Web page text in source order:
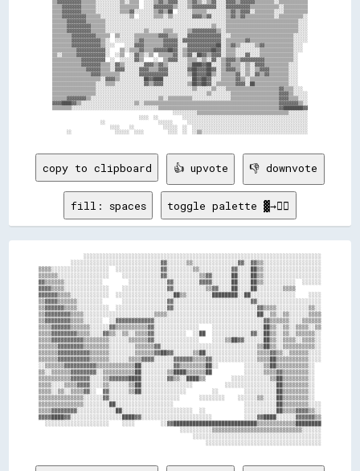
▒▒▓▓▓▓▓▓▓▓▓▓▒▒▒▒▒▒░░░░░░░░░░▒▒░░▒▒▒▒  ░░░░▒▒▓▓▒▒▓▓▓▓░░░░▒▒▓▓▒▒░░▒▒▓▓░░░░▓▓▓▓▒▒▓▓▓▓▓▓▒▒▒▒▒▒▒▒░░▒▒▒▒▒▒▒▒▒▒▒▒
▒▒▒▒▓▓▓▓▓▓▓▓▒▒▒▒▒▒░░░░░░░░░░▒▒▒▒▒▒▒▒  ░░░░▓▓▓▓▓▓▓▓▒▒░░░░▒▒▓▓▓▓▓▓▓▓▓▓░░░░▓▓▓▓▓▓▓▓▓▓▒▒▒▒▒▒▒▒▒▒▒▒░░▒▒▒▒▒▒▒▒▒▒
▒▒▒▒▓▓▓▓▓▓▓▓▒▒▒▒▒▒░░░░░░░░░░▒▒▒▒▓▓░░░░░░░░▒▒▓▓▒▒██  ░░░░░░▒▒▒▒▒▒░░░░░░░░▒▒▓▓▒▒▓▓▓▓░░▒▒▒▒▒▒▒▒░░░░▒▒▒▒▒▒▒▒▒▒
▒▒▒▒▓▓▓▓▓▓▓▓▓▓▒▒▒▒▒▒░░░░░░░░░░░░▒▒  ░░░░░░▒▒▒▒░░▒▒░░░░░░░░▓▓▓▓▒▒▓▓░░░░░░▒▒▓▓▒▒▓▓▒▒▒▒▒▒▒▒▒▒▒▒░░▒▒▒▒▒▒▒▒▒▒░░
▒▒▒▒▒▒▓▓▓▓▓▓▓▓▒▒▒▒▒▒▒▒░░░░░░░░░░░░░░░░░░░░░░░░░░░░░░░░░░░░░░░░░░░░░░░░░░▒▒▒▒▒▒▒▒▒▒▒▒▒▒▒▒▒▒▒▒▒▒▒▒▒▒▒▒▒▒░░░░
▒▒▒▒▒▒▓▓▓▓▓▓▓▓▓▓▒▒▒▒▒▒░░░░░░░░░░░░░░░░░░░░░░░░░░░░░░░░░░░░░░░░░░░░▒▒░░░░▒▒▒▒▒▒▒▒▒▒▒▒▒▒▒▒▒▒▒▒▒▒▒▒▒▒▒▒▒▒░░░░
▒▒▒▒▒▒▓▓▓▓▓▓▓▓▓▓▒▒▒▒▒▒░░░░░░░░░░░░░░░░▒▒░░░░░░▒▒▒▒░░░░░░▒▒▓▓▓▓▓▓▓▓▓▓▒▒░░▒▒▒▒▒▒▒▒▒▒▒▒▒▒▒▒▒▒▒▒▒▒▒▒▒▒▒▒▒▒░░░░
▒▒▒▒▒▒▒▒▓▓▓▓▓▓▓▓▓▓▒▒▒▒▒▒  ▒▒░░░░░░▒▒▒▒▒▒▒▒▒▒▓▓▓▓▒▒▒▒░░░░▓▓▓▓▓▓▓▓▓▓▓▓▓▓░░░░▒▒▒▒▒▒▒▒▒▒▒▒▒▒▒▒▒▒▒▒▒▒▒▒▒▒░░░░░░
▒▒▒▒▒▒▒▒▓▓▓▓▓▓▓▓▓▓▓▓▒▒░░  ░░░░░░░░▒▒▓▓▒▒▒▒▒▒▒▒▓▓▓▓▓▓░░▓▓▓▓▓▓▓▓▓▓▓▓▓▓▓▓░░▒▒▒▒▒▒▒▒▓▓▒▒▒▒▒▒▒▒▒▒▒▒▒▒▒▒▒▒░░░░░░
▒▒▒▒▒▒▒▒▓▓▓▓▓▓▓▓▓▓▓▓▒▒░░░░    ░░░░▓▓▓▓▒▒▒▒▒▒▒▒▓▓▓▓▓▓░░░░▓▓▓▓▓▓▓▓▓▓▓▓██░░▒▒▓▓▒▒░░░░░░▒▒▓▓▒▒▒▒▒▒▒▒▒▒▒▒░░░░
▒▒▒▒▒▒▒▒▒▒▓▓▓▓▓▓▓▓▓▓▓▓░░    ▒▒░░▒▒▒▒▓▓▒▒▒▒▓▓▓▓▓▓██▓▓░░▒▒▓▓▓▓▓▓▓▓▓▓██▓▓░░▒▒▒▒░░░░░░░░░░▒▒▒▒▒▒▒▒▒▒▒▒▒▒░░░░
▒▒░░▒▒▒▒▒▒▓▓▓▓▓▓▓▓▓▓▓▓░░  ░░▒▒  ░░▓▓▒▒░░▒▒  ▒▒▒▒▒▒▓▓░░▒▒▓▓░░██▓▓▒▒▓▓▓▓░░▒▒▒▒░░░░▓▓░░░░▒▒▒▒▒▒▒▒▒▒▒▒▒▒░░
▒▒▒▒▒▒▒▒▒▒▒▒▓▓▓▓▓▓▓▓▓▓  ░░  ░░░░░░▓▓▒▒    ░░  ▒▒▓▓▓▓░░░░▒▒▒▒░░▒▒░░▓▓░░▒▒▓▓▓▓▒▒▓▓▓▓▓▓▓▓▓▓▒▒▒▒▒▒▒▒▒▒▒▒░░
▒▒▒▒▒▒▒▒▒▒▒▒▓▓▓▓▓▓▓▓▒▒▒▒░░▓▓▒▒░░░░░░░░▓▓▓▓▒▒▓▓▒▒░░░░░░░░▒▒████▓▓██░░░░▒▒▓▓▒▒▒▒░░▒▒░░▓▓▓▓▒▒▒▒▒▒▒▒▒▒░░░░
▒▒▒▒▒▒▒▒▒▒▒▒▒▒▓▓▓▓▓▓▒▒▒▒░░▓▓▓▓░░░░░░▓▓▓▓▒▒▒▒▓▓▓▓░░░░░░░░▓▓██▓▓▓▓██▓▓░░▒▒▓▓▓▓▒▒░░▒▒░░▒▒▓▓▓▓▒▒▒▒▒▒▒▒░░░░
▒▒▒▒▒▒▒▒▒▒▒▒▒▒▒▒▓▓▓▓▒▒▒▒▒▒▒▒░░░░░░░░▓▓▓▓▓▓▓▓▓▓▓▓░░░░░░░░▒▒██▓▓▓▓██▒▒░░▒▒▒▒▒▒▓▓░░▒▒░░▓▓▒▒▓▓▒▒▒▒▒▒▒▒░░░░
▒▒▒▒▒▒▒▒▒▒▒▒▒▒▒▒▒▒▒▒░░▓▓▓▓▒▒░░░░░░░░░░██▓▓████░░░░░░░░░░░░██▓▓██▓▓░░░░▒▒▒▒▒▒▓▓▒▒░░▒▒▒▒▒▒▒▒▒▒▒▒▒▒▒▒░░░░
▒▒▒▒▒▒▒▒▒▒▒▒▒▒▒▒▒▒░░░░▒▒▒▒░░░░░░░░░░░░▓▓▒▒▓▓▓▓░░░░░░░░░░▒▒██▓▓██▓▓░░▒▒▒▒▒▒▒▒▓▓▓▓░░██▒▒▒▒▒▒▒▒▒▒▒▒▒▒░░░░
▒▒▒▒▒▒▒▒▒▒▒▒▒▒▒▒▒▒░░░░░░░░░░░░░░░░░░░░░░░░░░░░░░░░░░░░░░░░▒▒░░░░░░▒▒░░░░▒▒▒▒▒▒▒▒▒▒▒▒▒▒▒▒▒▒▒▒▒▒▓▓▒▒▒▒░░░░
▒▒▒▒▒▒▒▒▒▒▒▒▒▒▒▒▒▒░░░░░░░░░░░░░░░░░░░░░░░░░░░░░░░░░░░░░░░░░░░░░░▒▒░░░░░░░░▒▒▒▒▒▒▒▒▒▒▒▒▒▒▒▒▒▒▒▒▓▓▓▓▒▒░░░░░░
▒▒▒▒▒▒▓▓▓▓▓▓▓▓▒▒░░░░░░░░░░░░░░░░░░░░░░░░░░░░▒▒░░▒▒▒▒▒▒▒▒▒▒░░░░░░░░░░░░░░░░▒▒▒▒▒▒▒▒▒▒▒▒▒▒▒▒▒▒▒▒▓▓▓▓▒▒▒▒░░░░
▓▓▓▓████▓▓▒▒░░░░░░░░░░░░░░░░░░░░░░▒▒░░▒▒▒▒▒▒▒▒▒▒▒▒▒▒▒▒▒▒▒▒▒▒▒▒▒▒▒▒▒▒▒▒▒▒▒▒▒▒▒▒▒▒▒▒▒▒▒▒▒▒▒▒▒▒▒▒▓▓▓▓▓▓▓▓▒▒░░
▒▒▒▒▒▒▒▒░░░░░░░░░░░░░░░░░░░░░░░░░░░░░░░░░░░░▒▒▒▒▒▒▒▒▒▒▒▒▒▒▒▒▒▒▒▒▒▒▒▒▒▒▒▒▒▒▒▒▒▒▒▒▒▒▒▒▒▒▒▒▒▒▒▒▒▒▓▓████████▓▓
                                                  ░░░░░░░░░░▒▒▒▒▒▒▒▒▒▒▒▒▒▒▒▒▒▒▒▒▒▒▒▒▒▒▒▒▒▒▒▒▒▒▒▒▒▒░░░░░░░░
                                    ░░░░  ░░          ░░░░░░░░░░░░░░░░░░░░░░░░░░░░░░░░░░░░░░░░░░░░░░░░░░░░
                    ░░                      ░░░░░░      ░░░░░░░░░░░░░░░░░░░░░░░░░░░░░░░░░░░░░░░░░░░░░░░░░░
                        ░░░░    ░░            ░░░░░░  ░░  ░░░░░░░░░░░░░░░░░░░░░░░░░░░░░░░░░░░░░░░░░░░░░░░░
copy to clipboard 👍 upvote 👎 downvote
fill: spaces toggle palette ▓→✊🏽
              ░░░░░░░░░░░░░░░░░░░░░░░░░░░░░░░░░░░░░░░░░░░░░░░░░░░░░░░░░░░░░░░░░░░░░░░░░░
          ░░░░░░░░░░░░░░░░░░░░░░░░░░░░▓▓░░░░░░▒▒░░░░░░░░░░░░░░▓▓░░▓▓▒▒░░░░░░░░░░░░░░░░░░
▒▒▒▒░░░░░░░░░░░░░░░░░░  ░░░░░░░░░░░░░░▓▓░░░░░░░░▒▒░░░░░░░░░░▓▓░░░░██▒▒░░░░░░░░░░░░░░░░░░
▒▒▒▒▒▒░░░░░░░░░░░░░░░░    ░░░░░░░░░░░░▓▓░░░░░░░░░░▒▒▓▓░░░░░░██░░░░██▒▒░░░░░░░░░░░░░░░░░░
▓▓▒▒▒▒▒▒░░░░░░░░░░░░        ░░░░░░░░░░░░▓▓░░░░░░░░▓▓▓▓░░░░░░██░░░░██▒▒░░░░░░░░░░  ░░░░░░
▓▓▓▓▒▒▒▒░░░░░░░░░░░░░░    ░░░░░░░░░░░░░░▓▓░░░░░░░░░░▒▒▓▓░░░░██░░░░██░░░░░░░░▒▒▒▒
▓▓▓▓▓▓▒▒▒▒░░░░░░░░░░░░  ░░░░░░░░░░░░░░░░░░██▒▒░░░░░░░░████████░░██░░░░░░░░░░░░░░    ░░░░
▒▒▓▓▓▓▒▒▒▒▒▒░░░░░░░░      ░░░░░░░░░░░░░░▓▓░░░░░░░░░░░░░░░░░░░░░░░░▓▓░░░░░░░░░░░░░░░░░░░░
▒▒▓▓▓▓▓▓▒▒▒▒░░░░░░░░░░  ░░░░░░░░░░░░░░░░▓▓░░░░░░░░░░░░░░░░░░░░░░░░░░▓▓▒▒▒▒░░░░░░░░░░▒▒░░
▒▒▓▓▓▓▓▓▓▓▒▒▒▒░░░░░░░░░░░░░░░░░░░░░░▒▒▒▒░░░░░░░░░░░░░░░░░░░░░░░░░░░░██░░▒▒░░▒▒░░░░░░▒▒▒▒
▒▒▓▓▓▓▓▓▓▓▒▒▒▒░░░░░░  ░░▓▓▓▓▓▓▓▓▓▓▓▓░░░░░░░░░░░░░░░░░░░░░░░░░░░░░░░░░░▓▓▒▒▒▒▒▒░░░░▒▒▒▒▒▒
▒▒▒▒▓▓▓▓▓▓▒▒▒▒▒▒░░░░░░▓▓▒▒▒▒▒▒▒▒▒▒▓▓░░░░░░░░░░░░░░    ░░░░░░░░░░░░░░░░██▒▒░░▒▒░░▒▒▒▒░░▒▒
▒▒▒▒▓▓▓▓▓▓▓▓▒▒▒▒░░░░▓▓▒▒░░▒▒░░▒▒▒▒▓▓░░░░░░░░░░  ░░██  ░░░░░░░░░░░░▓▓░░██▒▒░░▒▒░░▒▒▒▒▒▒░░
▒▒▒▒▓▓▓▓▓▓▓▓▓▓▒▒▒▒▒▒▒▒░░░░░░▒▒▒▒▒▒▓▓░░░░░░░░░░░░░░    ░░░░▒▒██▓▓░░░░░░██▒▒░░▒▒▒▒░░▒▒▒▒░░
▒▒▒▒▒▒▓▓▓▓▓▓▓▓▒▒▒▒▒▒▒▒░░░░░░░░▒▒▒▒▒▒▓▓░░░░░░░░░░░░░░░░░░░░░░░░░░░░░░▒▒██▒▒░░▒▒▒▒▒▒▒▒▒▒░░
▒▒▒▒▒▒▓▓▓▓▓▓▓▓▓▓▒▒▒▒▒▒░░░░░░░░▒▒▒▒▒▒▓▓██▓▓░░░░░░▒▒██░░░░░░░░░░░░░░░░▒▒▒▒▓▓▒▒░░▒▒▒▒▒▒░░░░
▒▒▒▒▒▒▓▓▓▓▓▓▓▓▓▓▒▒▒▒▒▒░░░░░░▒▒▒▒▓▓▓▓░░░░░░▓▓▓▓▓▓▒▒▒▒▓▓░░░░░░░░░░░░░░▒▒▒▒██▒▒▒▒▒▒▒▒▒▒░░░░
░░▒▒▒▒▒▒▓▓▓▓▓▓▓▓▓▓▒▒▒▒▒▒▒▒▒▒▒▒██░░░░░░░░░░▓▓▒▒▒▒▒▒▒▒██░░        ░░░░░░▒▒██▒▒▒▒▒▒▒▒▒▒░░
▒▒░░▒▒▒▒▒▒▓▓▓▓▓▓▓▓░░▒▒▒▒▒▒▒▒▒▒██░░░░░░░░▒▒████▒▒▒▒▒▒██          ░░░░░░▒▒▒▒▓▓▒▒▒▒▒▒▒▒░░
▒▒▒▒▒▒▒▒▒▒▓▓▓▓▓▓░░░░▒▒▓▓▓▓▓▓████░░░░░░░░▓▓▒▒░░████▒▒        ░░░░░░░░░░░░▒▒██▒▒▒▒▒▒▒▒░░
▒▒▒▒░░░░▒▒▒▒▓▓▓▓░░░░▒▒░░░░░░▒▒██░░░░░░░░░░░░░░░░          ░░░░░░░░░░░░░░░░██▒▒▒▒▒▒▒▒░░
▒▒▒▒░░▒▒░░▒▒▒▒▓▓░░  ▓▓░░░░░░▒▒██░░░░░░░░░░░░░░        ░░        ░░░░░░░░░░██▒▒▒▒▒▒▒▒░░
▒▒▒▒▒▒▒▒▒▒▒▒▒▒░░░░░░▓▓░░░░░░░░░░░░░░░░░░░░░░      ░░░░░░░░    ░░░░░░▒▒░░░░██▒▒▒▒▒▒▒▒░░
▒▒▒▒▒▒▒▒▒▒▒▒▒▒░░░░░░░░██░░░░░░░░░░░░░░░░░░                      ░░░░░░░░░░██▒▒▒▒▒▒▒▒░░░░
▒▒▒▒▓▓▓▓▓▓▓▓░░░░░░░░░░░░██░░░░░░░░░░░░░░░░░░░░░░  ░░            ░░░░░░░░░░██▒▒▒▒▓▓▓▓▒▒░░
▓▓▓▓████▓▓░░░░░░░░░░░░░░░░████▓▓░░░░░░░░░░░░░░░░░░░░░░          ░░░░▓▓████░░░░░░▓▓▓▓▓▓▒▒
  ░░░░░░░░░░░░░░░░░░░░    ░░░░        ░░▓▓██████████████████████████▒▒▒▒▒▒▒▒▒▒▒▒████████
                                            ░░░░░░░░░░▒▒▒▒▒▒▒▒▒▒▒▒▒▒▒▒▒▒▒▒▒▒▒▒▒▒▒▒░░░░░░
                                                ░░░░░░░░░░░░░░░░░░░░░░░░░░░░░░░░░░░░░░░░